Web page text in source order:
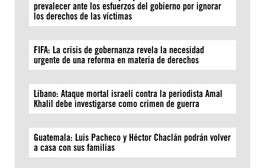
prevalecer ante los esfuerzos del gobierno por ignorar
los derechos de las víctimas
FIFA: La crisis de gobernanza revela la necesidad
urgente de una reforma en materia de derechos
Líbano: Ataque mortal israelí contra la periodista Amal
Khalil debe investigarse como crimen de guerra
Guatemala: Luis Pacheco y Héctor Chaclán podrán volver
a casa con sus familias